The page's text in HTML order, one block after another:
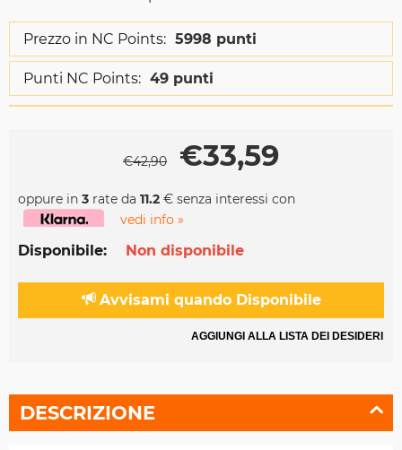
Prezzo in NC Points: 5998 punti
Punti NC Points: 49 punti
€42,90 €33,59
oppure in 3 rate da 11.2 € senza interessi con
vedi info »
Disponibile: Non disponibile
Avvisami quando Disponibile
AGGIUNGI ALLA LISTA DEI DESIDERI
DESCRIZIONE